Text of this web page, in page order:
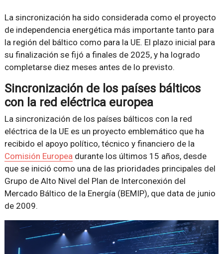
La sincronización ha sido considerada como el proyecto
de independencia energética más importante tanto para
la región del báltico como para la UE. El plazo inicial para
su finalización se fijó a finales de 2025, y ha logrado
completarse diez meses antes de lo previsto.
Sincronización de los países bálticos
con la red eléctrica europea
La sincronización de los países bálticos con la red
eléctrica de la UE es un proyecto emblemático que ha
recibido el apoyo político, técnico y financiero de la
Comisión Europea durante los últimos 15 años, desde
que se inició como una de las prioridades principales del
Grupo de Alto Nivel del Plan de Interconexión del
Mercado Báltico de la Energía (BEMIP), que data de junio
de 2009.